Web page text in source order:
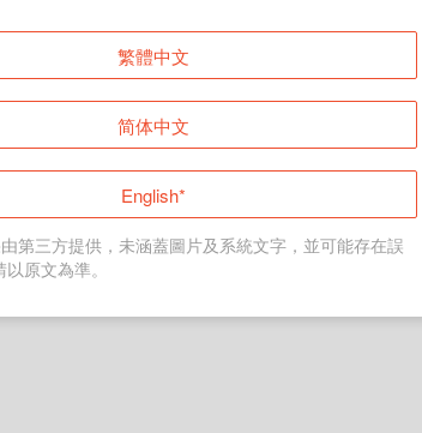
登入
返回首頁
繁體中文
简体中文
English*
第三方提供，未涵蓋圖片及系統文字，並可能存在誤
原文為準。